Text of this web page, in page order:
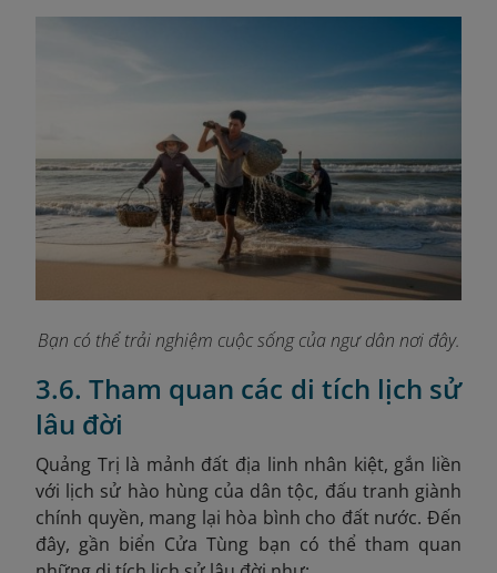
Bạn có thể trải nghiệm cuộc sống của ngư dân nơi đây.
3.6. Tham quan các di tích lịch sử
lâu đời
Quảng Trị là mảnh đất địa linh nhân kiệt, gắn liền
với lịch sử hào hùng của dân tộc, đấu tranh giành
chính quyền, mang lại hòa bình cho đất nước. Đến
đây, gần biển Cửa Tùng bạn có thể tham quan